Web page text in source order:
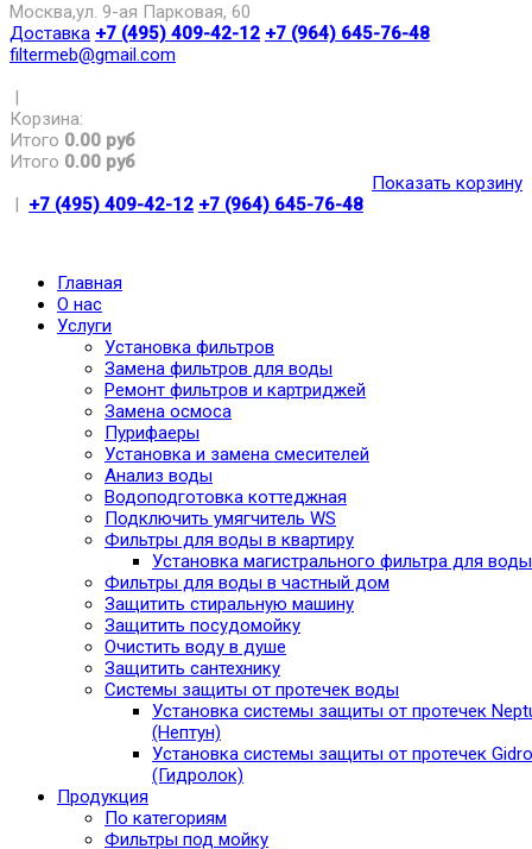
Москва,ул. 9-ая Парковая, 60
Доставка +7 (495) 409-42-12 +7 (964) 645-76-48
filtermeb@gmail.com
|
Корзина:
Итого 0.00 руб
Итого 0.00 руб
Показать корзину
| +7 (495) 409-42-12 +7 (964) 645-76-48
Главная
О нас
Услуги
Установка фильтров
Замена фильтров для воды
Ремонт фильтров и картриджей
Замена осмоса
Пурифаеры
Установка и замена смесителей
Анализ воды
Водоподготовка коттеджная
Подключить умягчитель WS
Фильтры для воды в квартиру
Установка магистрального фильтра для воды
Фильтры для воды в частный дом
Защитить стиральную машину
Защитить посудомойку
Очистить воду в душе
Защитить сантехнику
Системы защиты от протечек воды
Установка системы защиты от протечек
(Нептун)
Установка системы защиты от протечек
(Гидролок)
Продукция
По категориям
Фильтры под мойку